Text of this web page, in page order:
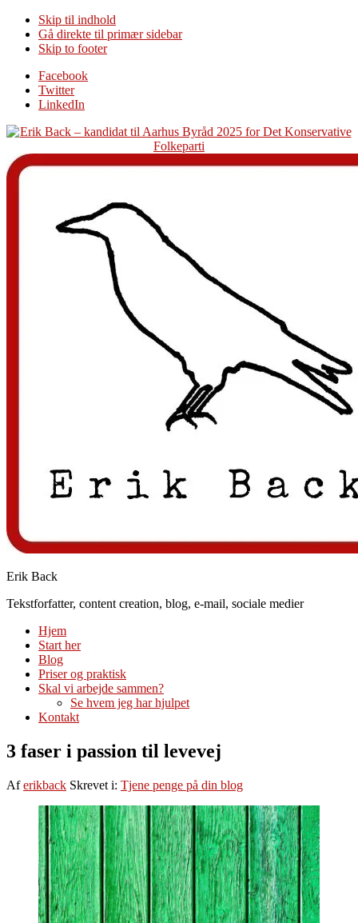
Skip til indhold
Gå direkte til primær sidebar
Skip to footer
Additional
menu
Facebook
Twitter
LinkedIn
Erik Back
Tekstforfatter, content creation, blog, e-mail, sociale medier
Hjem
Start her
Blog
Priser og praktisk
Skal vi arbejde sammen?
Se hvem jeg har hjulpet
Kontakt
3 faser i passion til levevej
Aferikback Skrevet i: Tjene penge på din blog